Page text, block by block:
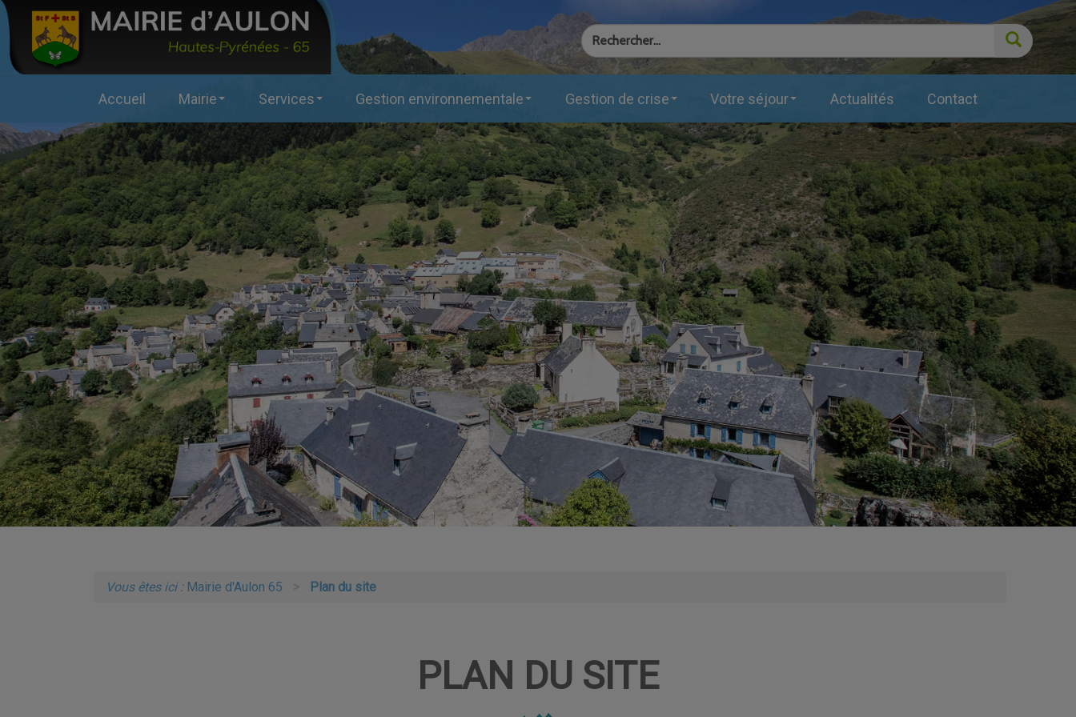
Accueil Mairie Services Gestion environnementale Gestion de crise Votre séjour Actualités Contact
Vous êtes ici : Mairie d'Aulon 65 Plan du site
PLAN DU SITE